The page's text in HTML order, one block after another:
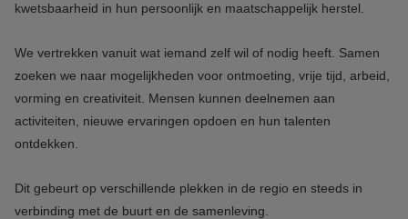
kwetsbaarheid in hun persoonlijk en maatschappelijk herstel.
We vertrekken vanuit wat iemand zelf wil of nodig heeft. Samen
zoeken we naar mogelijkheden voor ontmoeting, vrije tijd, arbeid,
vorming en creativiteit. Mensen kunnen deelnemen aan
activiteiten, nieuwe ervaringen opdoen en hun talenten
ontdekken.
Dit gebeurt op verschillende plekken in de regio en steeds in
verbinding met de buurt en de samenleving.